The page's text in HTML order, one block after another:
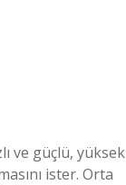
ve güçlü, yüksek
ister. Orta